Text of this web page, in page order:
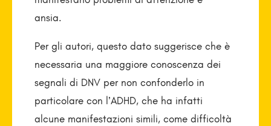
ansia.
Per gli autori, questo dato suggerisce che è
necessaria una maggiore conoscenza dei
segnali di DNV per non confonderlo in
particolare con l’ADHD, che ha infatti
alcune manifestazioni simili, come difficoltà